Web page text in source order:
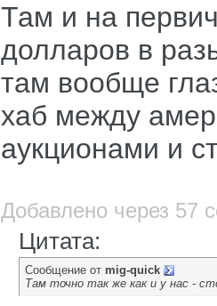
Там и на
долларов в
там вообще
хаб между
аукционами и
Добавлено через 57
Цитата:
Сообщение от mig-quick
Там точно так же как и у нас -